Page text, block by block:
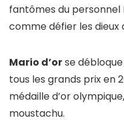
fantômes du personnel
comme défier les dieux
Mario d’orse
tous les grands prix en
médaille d’or
moustachu.